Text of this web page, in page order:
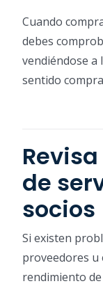
Cuando
debes
vendiéndose a
sentido
de
socios
Si existen
proveedores u
rendimiento